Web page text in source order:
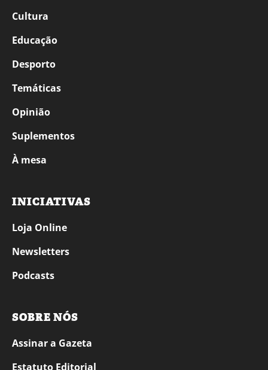
Cultura
Educação
Desporto
Temáticas
Opinião
Suplementos
À mesa
INICIATIVAS
Loja Online
Newsletters
Podcasts
SOBRE NÓS
Assinar a Gazeta
Estatuto Editorial